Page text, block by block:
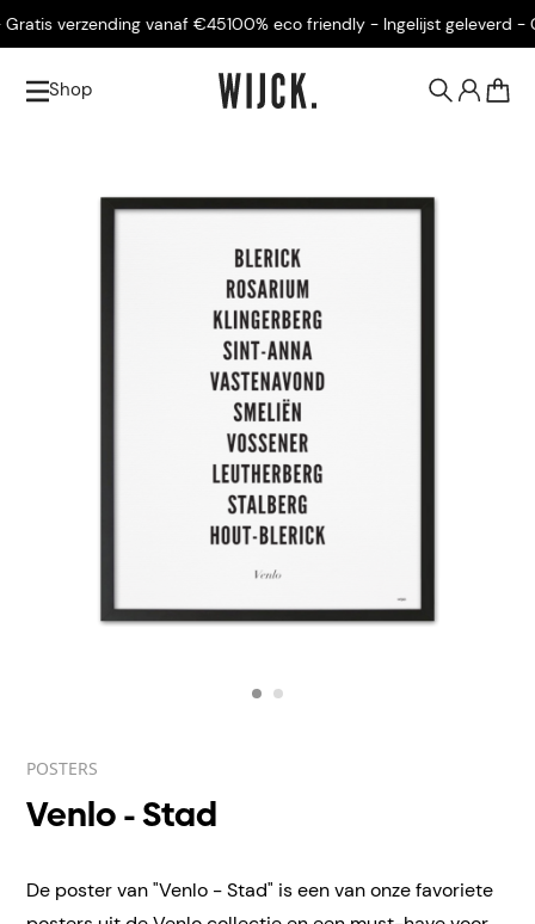
verzending vanaf €45100% eco friendly - Ingelijst geleverd -
Shop
POSTERS
Venlo - Stad
De poster van "Venlo - Stad" is een van onze favoriete